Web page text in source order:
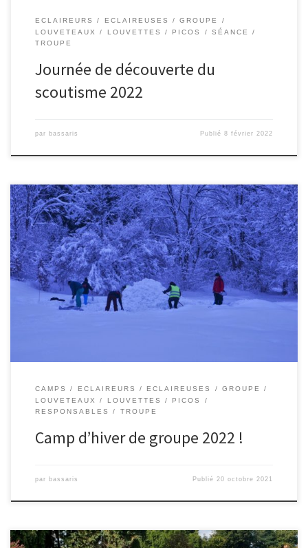
ECLAIREURS ECLAIREUSES
GROUPE
LOUVETEAUX
LOUVETTES PICOS
SÉANCE
TROUPE
Journée de découverte du
scoutisme 2022
par bassaris Publié8 février 2022
CAMPS ECLAIREURS ECLAIREUSES
GROUPE
LOUVETEAUX
LOUVETTES
PICOS
RESPONSABLES
TROUPE
Camp d’hiver de groupe 2022 !
par bassaris Publié 20 octobre 2021